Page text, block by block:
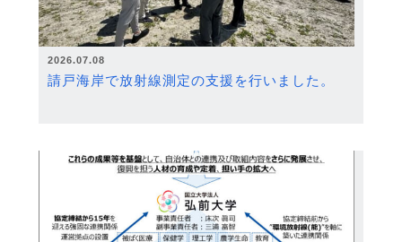
2026.07.08
請戸海岸で放射線測定の支援を行いました。